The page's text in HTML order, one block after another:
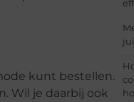
kunt bestellen.
Wil je daarbij ook